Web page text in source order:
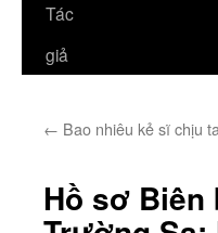
Tác
giả
← Bao nhiêu kẻ sĩ chịu
Hồ sơ Biên